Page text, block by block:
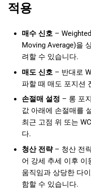
적용
매수 신호–
Moving Average)을
려할 수 있습니다.
매도 신호– 반대로
파할 때 매도 포지션
손절매 설정 – 롱 포
값 아래에 손절매를
최근 고점 위 또는
다.
청산 전략– 청산 전
어 강세 추세 이후 이
움직임과 상당한 다
함할 수 있습니다.